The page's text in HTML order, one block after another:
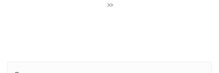
>>